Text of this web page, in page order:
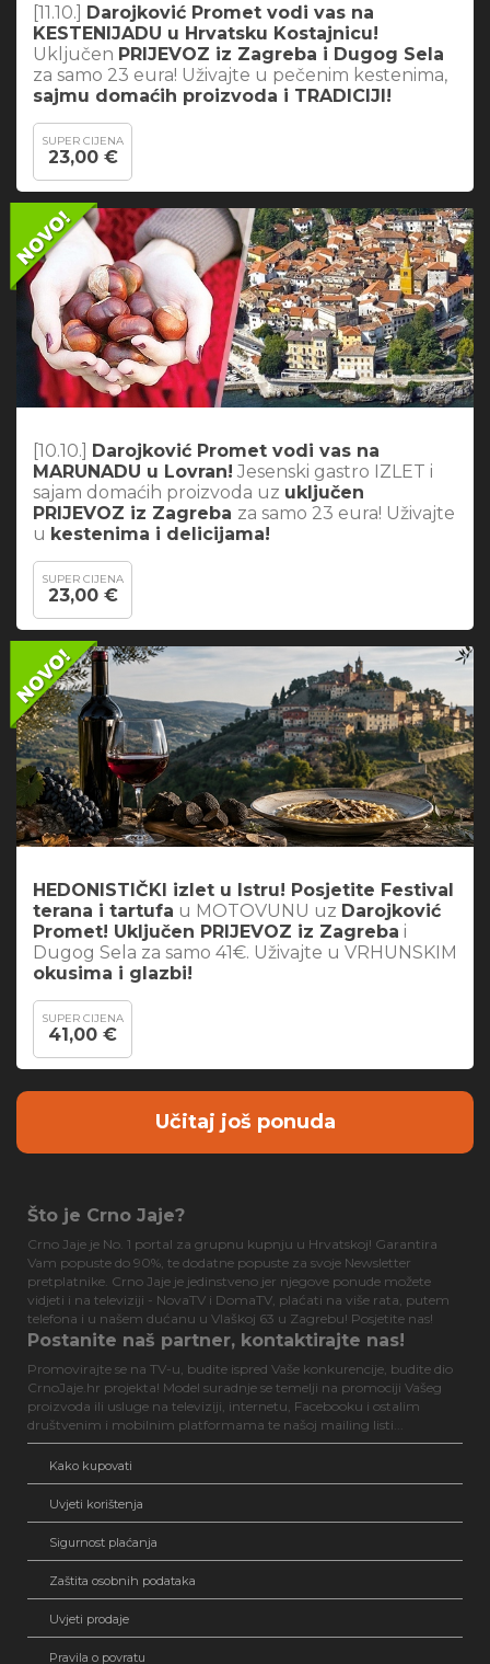
[11.10.] Darojković Promet vodi vas na
KESTENIJADU u Hrvatsku Kostajnicu!
Uključen PRIJEVOZ iz Zagreba i Dugog Sela
za samo 23 eura! Uživajte u pečenim kestenima,
sajmu domaćih proizvoda i TRADICIJI!
SUPER CIJENA
23,00 €
[10.10.]
Darojković Promet vodi vas na
MARUNADU u Lovran! Jesenski gastro IZLET i
sajam domaćih proizvoda uz uključen
PRIJEVOZ iz Zagreba za samo 23 eura! Uživajte
u kestenima i delicijama!
SUPER CIJENA
23,00 €
HEDONISTIČKI izlet u Istru! Posjetite Festival
terana i tartufa u MOTOVUNU uz Darojković
Promet! Uključen PRIJEVOZ iz Zagreba i
Dugog Sela za samo 41€. Uživajte u VRHUNSKIM
okusima i glazbi!
SUPER CIJENA
41,00 €
Učitaj još ponuda
Što je Crno Jaje?
Crno Jaje je No. 1 portal za grupnu kupnju u Hrvatskoj! Garantira
Vam popuste do 90%, te dodatne popuste za svoje Newsletter
pretplatnike. Crno Jaje je jedinstveno jer njegove ponude možete
vidjeti i na televiziji - NovaTV i DomaTV, plaćati na više rata, putem
telefona i u našem dućanu u Vlaškoj 63 u Zagrebu! Posjetite nas!
Postanite naš partner, kontaktirajte nas!
Promovirajte se na TV-u, budite ispred Vaše konkurencije, budite dio
CrnoJaje.hr projekta! Model suradnje se temelji na promociji Vašeg
proizvoda ili usluge na televiziji, internetu, Facebooku i ostalim
društvenim i mobilnim platformama te našoj mailing listi...
Kako kupovati
Uvjeti korištenja
Sigurnost plaćanja
Zaštita osobnih podataka
Uvjeti prodaje
Pravila o povratu